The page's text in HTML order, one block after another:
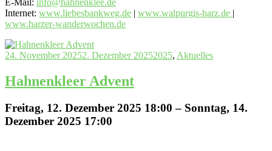
E-Mail: info@hahnenklee.de
Internet: www.liebesbankweg.de | www.walpurgis-harz.de |
www.harzer-wanderwochen.de
24. November 20252. Dezember 20252025, Aktuelles
Hahnenkleer Advent
Freitag, 12. Dezember 2025 18:00 – Sonntag, 14.
Dezember 2025 17:00